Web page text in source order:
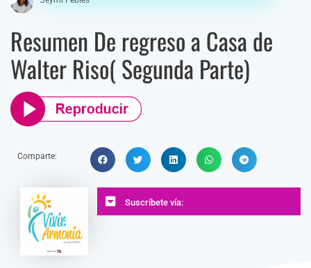
Resumen De regreso a Casa de
Walter Riso( Segunda Parte)
Comparte:
Suscríbete vía: